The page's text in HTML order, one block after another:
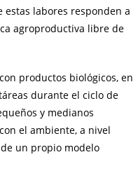
estas labores responden a
agroproductiva libre de
productos biológicos, en
durante el ciclo de
y medianos
el ambiente, a nivel
un propio modelo